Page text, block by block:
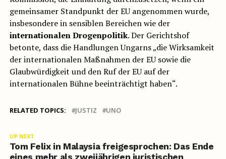
gemeinsamer Standpunkt der EU angenommen wurde,
insbesondere in sensiblen Bereichen wie der
internationalen Drogenpolitik. Der Gerichtshof
betonte, dass die Handlungen Ungarns „die Wirksamkeit
der internationalen Maßnahmen der EU sowie die
Glaubwürdigkeit und den Ruf der EU auf der
internationalen Bühne beeinträchtigt haben“.
RELATED TOPICS: JUSTIZ UNO
UP NEXT
Tom Felix in Malaysia freigesprochen: Das Ende